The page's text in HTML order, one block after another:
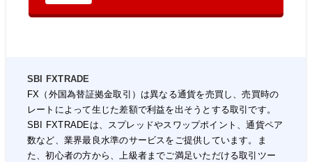
SBI FXTRADE
FX（外国為替証拠金取引）は異なる通貨を売買し、売買時の
レートによって生じた差額で利益を出そうとする取引です。
SBI FXTRADEは、スプレッドやスワップポイント、通貨ペア
数など、業界最良水準のサービスをご提供しています。ま
た、初心者の方から、上級者までご満足いただける取引ツー